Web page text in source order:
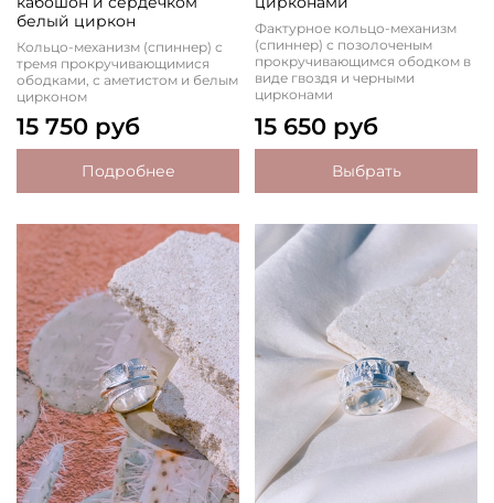
белый циркон
Кольцо-механизм (спиннер) с
тремя прокручивающимися
ободками, с аметистом и белым
цирконом
15 750 руб
Подробнее
Фактурное кольцо-механизм
(спиннер) с позолоченым
прокручивающимся ободком в
виде гвоздя и черными
цирконами
15 650 руб
Выбрать